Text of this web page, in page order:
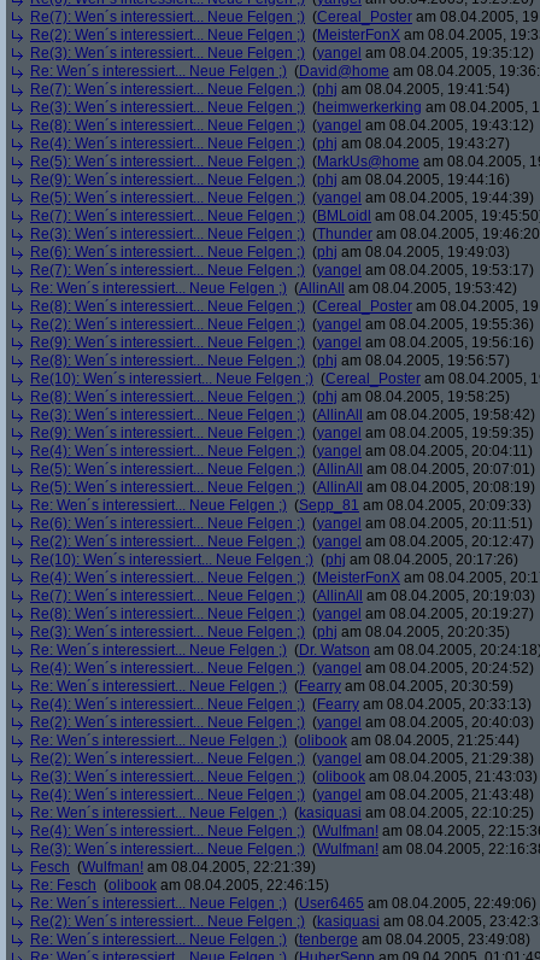
Re(7): Wen´s interessiert... Neue Felgen ;) (Cereal_Poster am 08.04.2005,
Re(2): Wen´s interessiert... Neue Felgen ;) (MeisterFonX am 08.04.2005,
Re(3): Wen´s interessiert... Neue Felgen ;) (yangel am 08.04.2005, 19:35:12)
Re: Wen´s interessiert... Neue Felgen ;) (David@home am 08.04.2005,
Re(7): Wen´s interessiert... Neue Felgen ;) (phj am 08.04.2005, 19:41:54)
Re(3): Wen´s interessiert... Neue Felgen ;) (heimwerkerking am 08.04.2005,
Re(8): Wen´s interessiert... Neue Felgen ;) (yangel am 08.04.2005, 19:43:12)
Re(4): Wen´s interessiert... Neue Felgen ;) (phj am 08.04.2005, 19:43:27)
Re(5): Wen´s interessiert... Neue Felgen ;) (MarkUs@home am 08.04.2005,
Re(9): Wen´s interessiert... Neue Felgen ;) (phj am 08.04.2005, 19:44:16)
Re(5): Wen´s interessiert... Neue Felgen ;) (yangel am 08.04.2005, 19:44:39)
Re(7): Wen´s interessiert... Neue Felgen ;) (BMLoidl am 08.04.2005,
Re(3): Wen´s interessiert... Neue Felgen ;) (Thunder am 08.04.2005,
Re(6): Wen´s interessiert... Neue Felgen ;) (phj am 08.04.2005, 19:49:03)
Re(7): Wen´s interessiert... Neue Felgen ;) (yangel am 08.04.2005, 19:53:17)
Re: Wen´s interessiert... Neue Felgen ;) (AllinAll
am 08.04.2005, 19:53:42)
Re(8): Wen´s interessiert... Neue Felgen ;) (Cereal_Poster am 08.04.2005,
Re(2): Wen´s interessiert... Neue Felgen ;) (yangel am 08.04.2005, 19:55:36)
Re(9): Wen´s interessiert... Neue Felgen ;) (yangel am 08.04.2005, 19:56:16)
Re(8): Wen´s interessiert... Neue Felgen ;) (phj am 08.04.2005, 19:56:57)
Re(10): Wen´s interessiert... Neue Felgen ;) (Cereal_Poster am 08.04.2005,
Re(8): Wen´s interessiert... Neue Felgen ;) (phj am 08.04.2005, 19:58:25)
Re(3): Wen´s interessiert... Neue Felgen ;) (AllinAll
am 08.04.2005, 19:58:42)
Re(9): Wen´s interessiert... Neue Felgen ;) (yangel am 08.04.2005, 19:59:35)
Re(4): Wen´s interessiert... Neue Felgen ;) (yangel am 08.04.2005, 20:04:11)
Re(5): Wen´s interessiert... Neue Felgen ;) (AllinAll
am 08.04.2005, 20:07:01)
Re(5): Wen´s interessiert... Neue Felgen ;) (AllinAll
am 08.04.2005, 20:08:19)
Re: Wen´s interessiert... Neue Felgen ;) (Sepp_81 am 08.04.2005, 20:09:33)
Re(6): Wen´s interessiert... Neue Felgen ;) (yangel am 08.04.2005, 20:11:51)
Re(2): Wen´s interessiert... Neue Felgen ;) (yangel am 08.04.2005, 20:12:47)
Re(10): Wen´s interessiert... Neue Felgen ;) (phj am 08.04.2005, 20:17:26)
Re(4): Wen´s interessiert... Neue Felgen ;) (MeisterFonX am 08.04.2005,
Re(7): Wen´s interessiert... Neue Felgen ;) (AllinAll
am 08.04.2005, 20:19:03)
Re(8): Wen´s interessiert... Neue Felgen ;) (yangel am 08.04.2005, 20:19:27)
Re(3): Wen´s interessiert... Neue Felgen ;) (phj am 08.04.2005, 20:20:35)
Re: Wen´s interessiert... Neue Felgen ;) (Dr. Watson am 08.04.2005,
Re(4): Wen´s interessiert... Neue Felgen ;) (yangel am 08.04.2005, 20:24:52)
Re: Wen´s interessiert... Neue Felgen ;) (Fearry am 08.04.2005, 20:30:59)
Re(4): Wen´s interessiert... Neue Felgen ;) (Fearry am 08.04.2005, 20:33:13)
Re(2): Wen´s interessiert... Neue Felgen ;) (yangel am 08.04.2005, 20:40:03)
Re: Wen´s interessiert... Neue Felgen ;) (olibook am 08.04.2005, 21:25:44)
Re(2): Wen´s interessiert... Neue Felgen ;) (yangel am 08.04.2005, 21:29:38)
Re(3): Wen´s interessiert... Neue Felgen ;) (olibook am 08.04.2005, 21:43:03)
Re(4): Wen´s interessiert... Neue Felgen ;) (yangel am 08.04.2005, 21:43:48)
Re: Wen´s interessiert... Neue Felgen ;) (kasiquasi am 08.04.2005, 22:10:25)
Re(4): Wen´s interessiert... Neue Felgen ;) (Wulfman! am 08.04.2005,
Re(3): Wen´s interessiert... Neue Felgen ;) (Wulfman! am 08.04.2005,
Fesch (Wulfman! am 08.04.2005, 22:21:39)
Re: Fesch (olibook am 08.04.2005, 22:46:15)
Re: Wen´s interessiert... Neue Felgen ;) (User6465 am 08.04.2005, 22:49:06)
Re(2): Wen´s interessiert... Neue Felgen ;) (kasiquasi am 08.04.2005,
Re: Wen´s interessiert... Neue Felgen ;) (tenberge am 08.04.2005, 23:49:08)